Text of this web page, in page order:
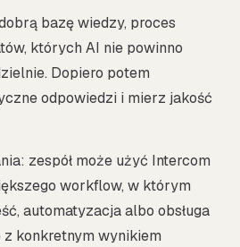
bazę wiedzy, proces
których AI nie powinno
Dopiero potem
odpowiedzi i mierz jakość
zespół może użyć Intercom
workflow, w którym
automatyzacja albo obsługa
z konkretnym wynikiem